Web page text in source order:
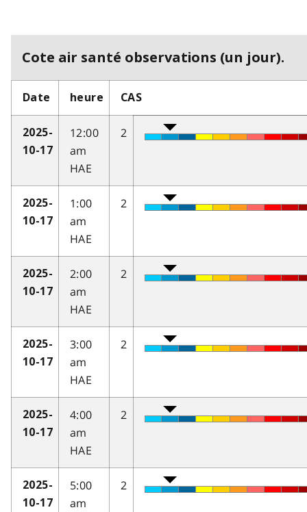
Cote air santé observations (un jour).
Date heure CAS
2025-
10-17
12:00
am
HAE
2
2025-
10-17
1:00
am
HAE
2
2025-
10-17
2:00
am
HAE
2
2025-
10-17
3:00
am
HAE
2
2025-
10-17
4:00
am
HAE
2
2025-
10-17
5:00
am
2